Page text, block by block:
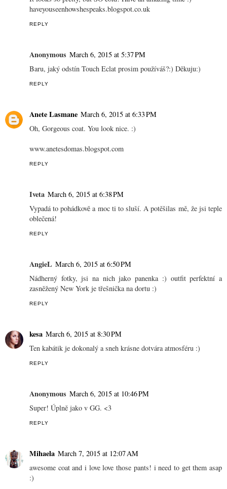
haveyouseenhowshespeaks.blogspot.co.uk
REPLY
Anonymous March 6, 2015 at 5:37 PM
Baru, jaký odstín Touch Eclat prosim používáš?:) Děkuju:)
REPLY
Anete Lasmane March 6, 2015 at 6:33 PM
Oh, Gorgeous coat. You look nice. :)
www.anetesdomas.blogspot.com
REPLY
Iveta March 6, 2015 at 6:38 PM
Vypadá to pohádkově a moc ti to sluší. A potěšilas mě, že jsi teple
oblečená!
REPLY
AngieL March 6, 2015 at 6:50 PM
Nádherný fotky, jsi na nich jako panenka :) outfit perfektní a
zasněžený New York je třešnička na dortu :)
REPLY
kesa March 6, 2015 at 8:30 PM
Ten kabátik je dokonalý a sneh krásne dotvára atmosféru :)
REPLY
Anonymous March 6, 2015 at 10:46 PM
Super! Úplně jako v GG. <3
REPLY
Mihaela March 7, 2015 at 12:07 AM
awesome coat and i love love those pants! i need to get them asap
:)